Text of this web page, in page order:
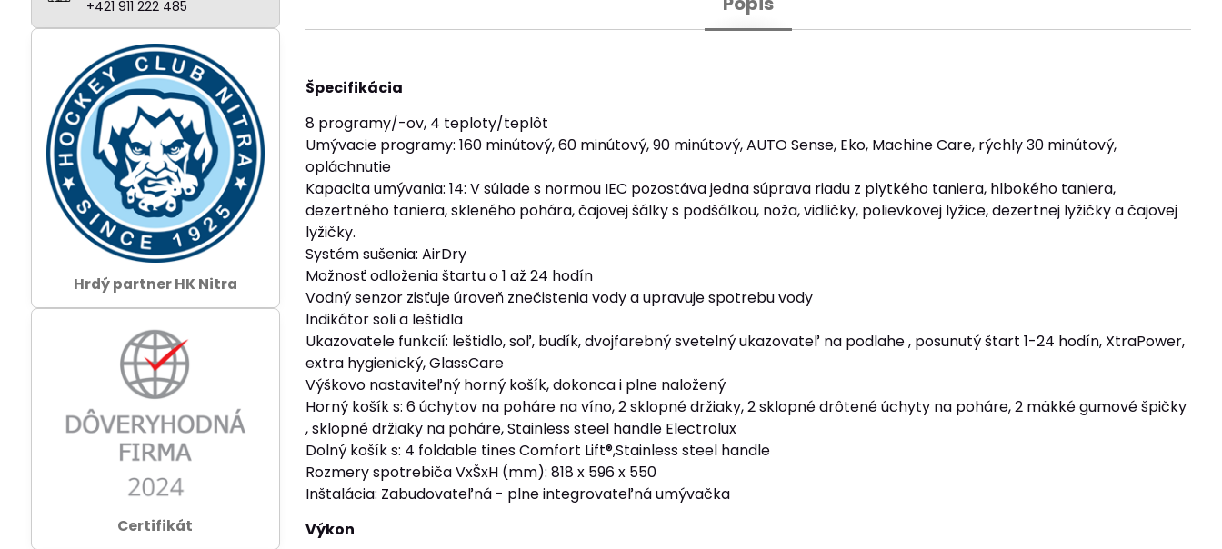
Špecifikácia
8 programy/-ov, 4 teploty/teplôt
Umývacie programy: 160 minútový, 60 minútový, 90 minútový, AUTO Sense, Eko, Machine Care, rýchly 30 minútový,
opláchnutie
Kapacita umývania: 14: V súlade s normou IEC pozostáva jedna súprava riadu z plytkého taniera, hlbokého taniera,
dezertného taniera, skleného pohára, čajovej šálky s podšálkou, noža, vidličky, polievkovej lyžice, dezertnej lyžičky a čajovej
lyžičky.
Systém sušenia: AirDry
Možnosť odloženia štartu o 1 až 24 hodín
Vodný senzor zisťuje úroveň znečistenia vody a upravuje spotrebu vody
Indikátor soli a leštidla
Ukazovatele funkcií: leštidlo, soľ, budík, dvojfarebný svetelný ukazovateľ na podlahe , posunutý štart 1-24 hodín, XtraPower,
extra hygienický, GlassCare
Výškovo nastaviteľný horný košík, dokonca i plne naložený
Horný košík s: 6 úchytov na poháre na víno, 2 sklopné držiaky, 2 sklopné drôtené úchyty na poháre, 2 mäkké gumové špičky
, sklopné držiaky na poháre, Stainless steel handle Electrolux
Dolný košík s: 4 foldable tines Comfort Lift®,Stainless steel handle
Rozmery spotrebiča VxŠxH (mm): 818 x 596 x 550
Inštalácia: Zabudovateľná - plne integrovateľná umývačka
Výkon
+421 911 222 485
Hrdý partner HK Nitra
Certifikát